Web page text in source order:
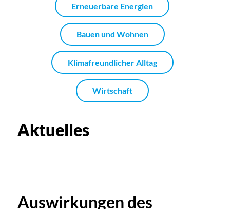
Erneuerbare Energien
Bauen und Wohnen
Klimafreundlicher Alltag
Wirtschaft
Aktuelles
Auswirkungen des